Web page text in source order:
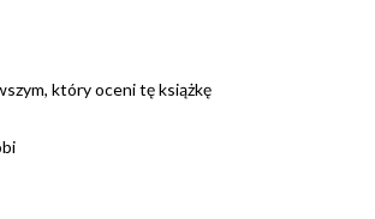
który oceni tę książkę